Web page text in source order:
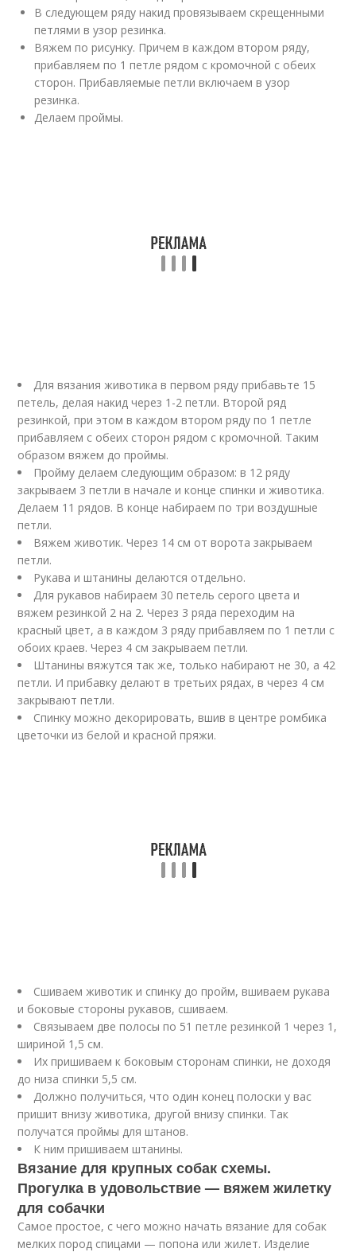
В следующем ряду накид провязываем скрещенными
петлями в узор резинка.
Вяжем по рисунку. Причем в каждом втором ряду,
прибавляем по 1 петле рядом с кромочной с обеих
сторон. Прибавляемые петли включаем в узор
резинка.
Делаем проймы.
Для вязания животика в первом ряду прибавьте 15
петель, делая накид через 1-2 петли. Второй ряд
резинкой, при этом в каждом втором ряду по 1 петле
прибавляем с обеих сторон рядом с кромочной. Таким
образом вяжем до проймы.
Пройму делаем следующим образом: в 12 ряду
закрываем 3 петли в начале и конце спинки и животика.
Делаем 11 рядов. В конце набираем по три воздушные
петли.
Вяжем животик. Через 14 см от ворота закрываем
петли.
Рукава и штанины делаются отдельно.
Для рукавов набираем 30 петель серого цвета и
вяжем резинкой 2 на 2. Через 3 ряда переходим на
красный цвет, а в каждом 3 ряду прибавляем по 1 петли с
обоих краев. Через 4 см закрываем петли.
Штанины вяжутся так же, только набирают не 30, а 42
петли. И прибавку делают в третьих рядах, в через 4 см
закрывают петли.
Спинку можно декорировать, вшив в центре ромбика
цветочки из белой и красной пряжи.
Сшиваем животик и спинку до пройм, вшиваем рукава
и боковые стороны рукавов, сшиваем.
Связываем две полосы по 51 петле резинкой 1 через 1,
шириной 1,5 см.
Их пришиваем к боковым сторонам спинки, не доходя
до низа спинки 5,5 см.
Должно получиться, что один конец полоски у вас
пришит внизу животика, другой внизу спинки. Так
получатся проймы для штанов.
К ним пришиваем штанины.
Вязание для крупных собак схемы.
Прогулка в удовольствие — вяжем жилетку
для собачки
Самое простое, с чего можно начать вязание для собак
мелких пород спицами — попона или жилет. Изделие